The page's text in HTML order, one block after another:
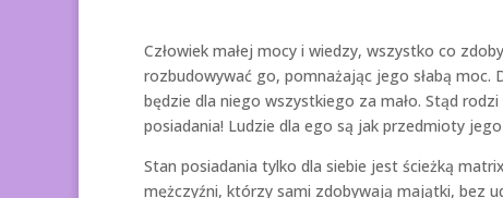
Człowiek małej mocy i wiedzy, wszystko co
rozbudowywać go, pomnażając jego słabą moc.
będzie dla niego wszystkiego za mało. Stąd
posiadania! Ludzie dla ego są jak przedmioty
Stan posiadania tylko dla siebie jest ścieżką
mężczyźni, którzy sami zdobywają majątki, bez